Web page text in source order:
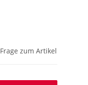
Frage zum Artikel